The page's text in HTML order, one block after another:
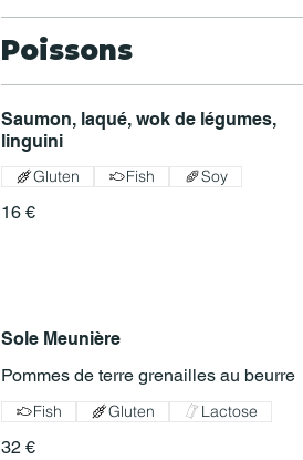
Poissons
Saumon, laqué, wok de légumes,
linguini
16 €
Gluten Fish Soy
Sole Meunière
Pommes de terre grenailles au beurre
32 €
Fish Gluten Lactose